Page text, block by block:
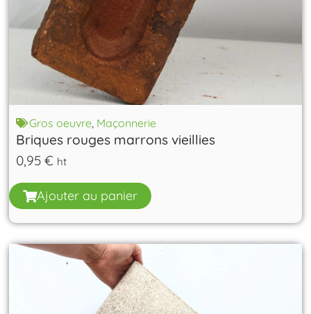
Gros oeuvre, Maçonnerie
Briques rouges marrons vieillies
0,95€ ht
Ajouter au panier